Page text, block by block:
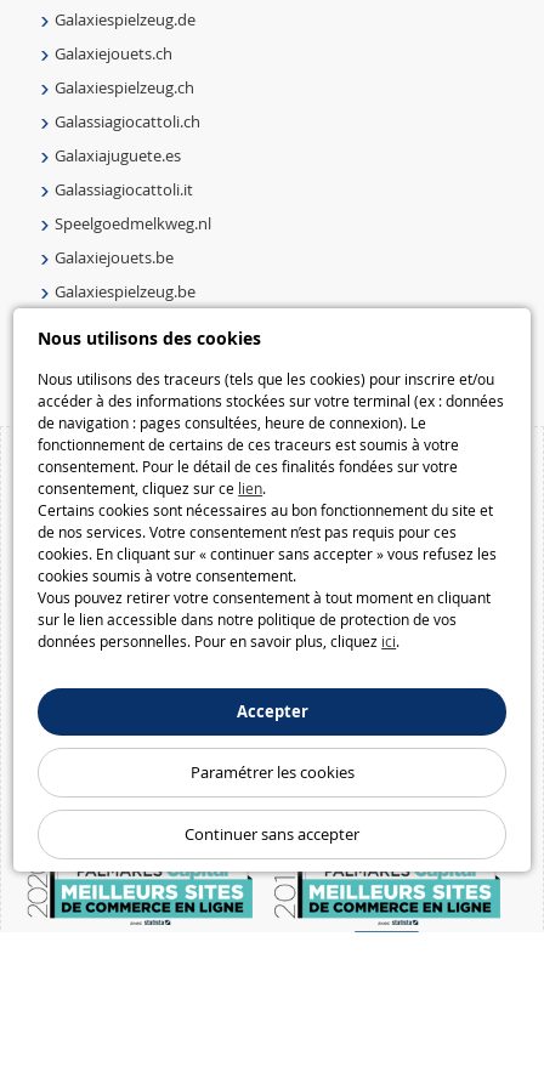
Nous utilisons des cookies
Nous utilisons des traceurs (tels que les cookies) pour inscrire et/ou
accéder à des informations stockées sur votre terminal (ex : données
de navigation : pages consultées, heure de connexion). Le
fonctionnement de certains de ces traceurs est soumis à votre
consentement. Pour le détail de ces finalités fondées sur votre
consentement, cliquez sur ce lien.
Certains cookies sont nécessaires au bon fonctionnement du site et
de nos services. Votre consentement n’est pas requis pour ces
cookies. En cliquant sur « continuer sans accepter » vous refusez les
cookies soumis à votre consentement.
Vous pouvez retirer votre consentement à tout moment en cliquant
sur le lien accessible dans notre politique de protection de vos
données personnelles. Pour en savoir plus, cliquez ici.
Accepter
Paramétrer les cookies
Continuer sans accepter
Galaxiespielzeug.de
Galaxiejouets.ch
Galaxiespielzeug.ch
Galassiagiocattoli.ch
Galaxiajuguete.es
Galassiagiocattoli.it
Speelgoedmelkweg.nl
Galaxiejouets.be
Galaxiespielzeug.be